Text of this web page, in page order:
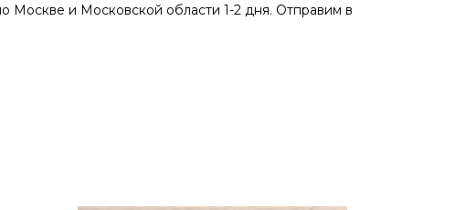
Москве и Московской области 1-2 дня. Отправим в